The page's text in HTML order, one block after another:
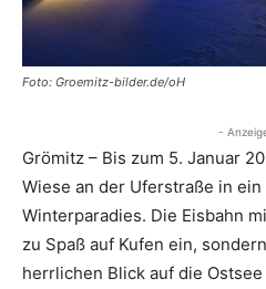
Foto: Groemitz-bilder.de/oH
-
Grömitz – Bis zum 5. Januar
Wiese an der Uferstraße in
Winterparadies. Die Eisbahn
zu Spaß auf Kufen ein,
herrlichen Blick auf die